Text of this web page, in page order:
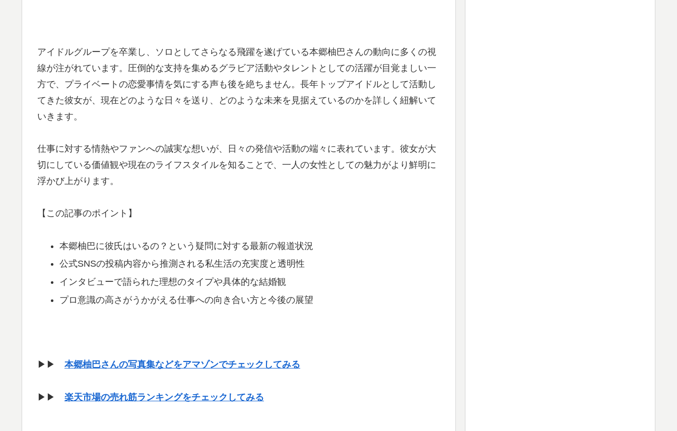
アイドルグループを卒業し、ソロとしてさらなる飛躍を遂げている本郷柚巴さんの動向に多くの視
線が注がれています。圧倒的な支持を集めるグラビア活動やタレントとしての活躍が目覚ましい一
方で、プライベートの恋愛事情を気にする声も後を絶ちません。長年トップアイドルとして活動し
てきた彼女が、現在どのような日々を送り、どのような未来を見据えているのかを詳しく紐解いて
いきます。
仕事に対する情熱やファンへの誠実な想いが、日々の発信や活動の端々に表れています。彼女が大
切にしている価値観や現在のライフスタイルを知ることで、一人の女性としての魅力がより鮮明に
浮かび上がります。
【この記事のポイント】
本郷柚巴に彼氏はいるの？という疑問に対する最新の報道状況
公式SNSの投稿内容から推測される私生活の充実度と透明性
インタビューで語られた理想のタイプや具体的な結婚観
プロ意識の高さがうかがえる仕事への向き合い方と今後の展望
▶▶ 本郷柚巴さんの写真集などをアマゾンでチェックしてみる
▶▶ 楽天市場の売れ筋ランキングをチェックしてみる